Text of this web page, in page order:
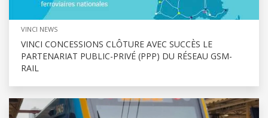
VINCI NEWS
VINCI CONCESSIONS CLÔTURE AVEC SUCCÈS LE
PARTENARIAT PUBLIC-PRIVÉ (PPP) DU RÉSEAU GSM-
RAIL